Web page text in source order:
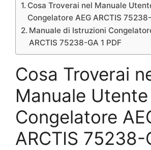
Cosa Troverai nel Manuale
Congelatore AEG ARCTIS
Manuale di Istruzioni
ARCTIS 75238-GA 1 PDF
Cosa Troverai
Manuale Utente
Congelatore
ARCTIS 75238-